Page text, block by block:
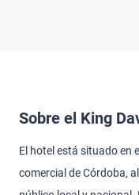
Sobre el King
El hotel está situado en
comercial de Córdoba,